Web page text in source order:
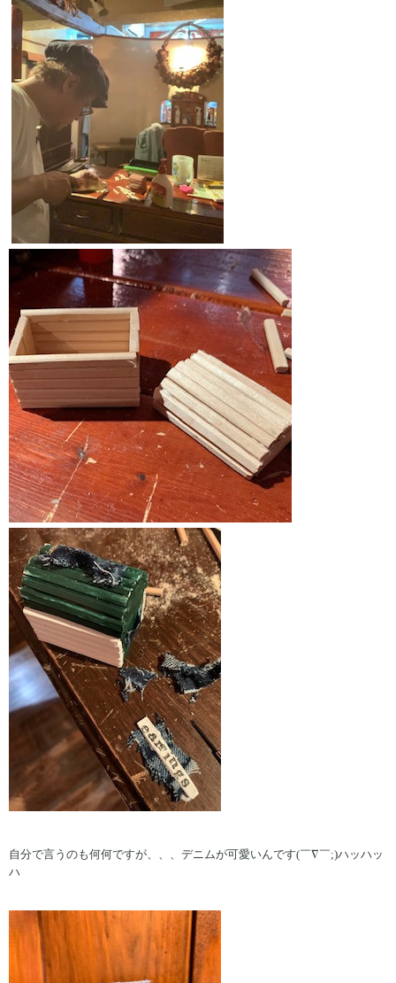
自分で言うのも何何ですが、、、デニムが可愛いんです(￣∇￣;)ハッハッ
ハ